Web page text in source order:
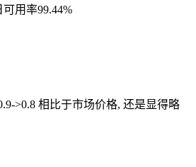
可用率99.44%
>0.8 相比于市场价格, 还是显得略